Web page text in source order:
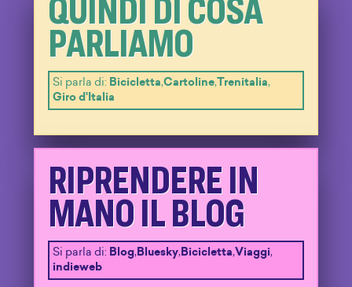
PARLIAMO
Si parla di: Bicicletta,Cartoline,Trenitalia,
Giro d'Italia
RIPRENDERE IN
MANO IL BLOG
Si parla di: Blog,Bluesky,Bicicletta,Viaggi,
indieweb